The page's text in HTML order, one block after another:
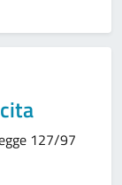
127/97